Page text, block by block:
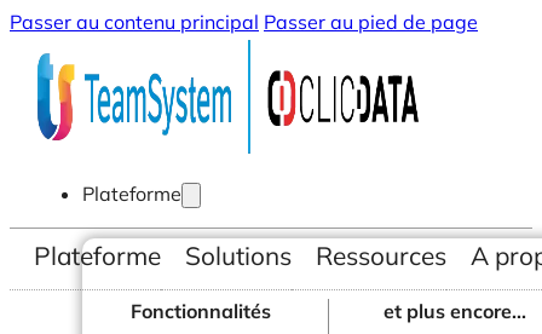
Passer au contenu principal Passer au pied de page
Plateforme
Fonctionnalités
et plus encore...
Plateforme Solutions Ressources A